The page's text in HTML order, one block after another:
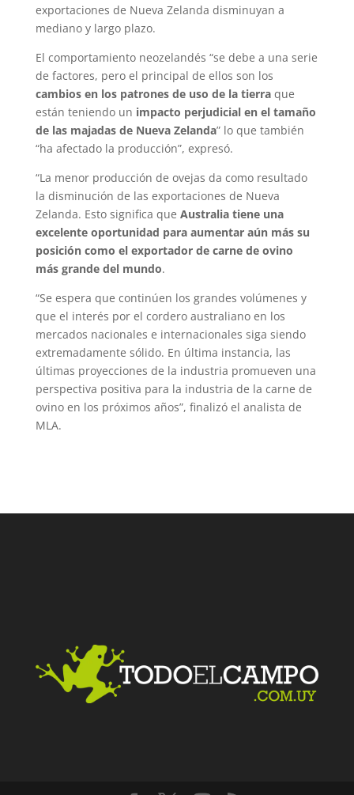
exportaciones de Nueva Zelanda disminuyan a
mediano y largo plazo.
El comportamiento neozelandés “se debe a una serie
de factores, pero el principal de ellos son los
cambios en los patrones de uso de la tierraque
están teniendo un impacto perjudicial en el tamaño
de las majadas de Nueva Zelanda” lo que también
“ha afectado la producción”, expresó.
“La menor producción de ovejas da como resultado
la disminución de las exportaciones de Nueva
Zelanda. Esto significa que Australia tiene una
excelente oportunidad para aumentar aún más su
posición como el exportador de carne de ovino
más grande del mundo.
“Se espera que continúen los grandes volúmenes y
que el interés por el cordero australiano en los
mercados nacionales e internacionales siga siendo
extremadamente sólido. En última instancia, las
últimas proyecciones de la industria promueven una
perspectiva positiva para la industria de la carne de
ovino en los próximos años”, finalizó el analista de
MLA.